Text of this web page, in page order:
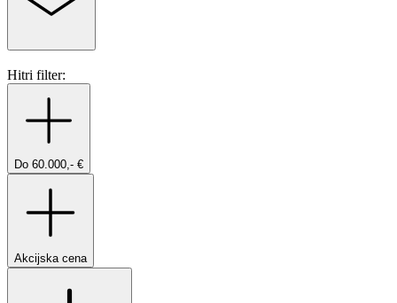
Hitri filter:
Do 60.000,- €
Akcijska cena